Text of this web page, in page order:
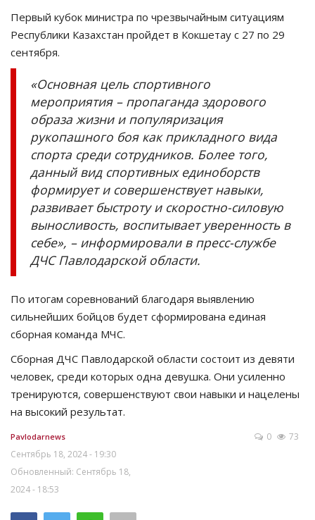
Язык
Қазақша
Первый кубок министра по чрезвычайным ситуациям
Республики Казахстан пройдет в Кокшетау с 27 по 29
сентября.
«Основная цель спортивного
мероприятия – пропаганда здорового
образа жизни и популяризация
рукопашного боя как прикладного вида
спорта среди сотрудников. Более того,
данный вид спортивных единоборств
формирует и совершенствует навыки,
развивает быстроту и скоростно-силовую
выносливость, воспитывает уверенность в
себе», – информировали в пресс-службе
ДЧС Павлодарской области.
По итогам соревнований благодаря выявлению
сильнейших бойцов будет сформирована единая
сборная команда МЧС.
Сборная ДЧС Павлодарской области состоит из девяти
человек, среди которых одна девушка. Они усиленно
тренируются, совершенствуют свои навыки и нацелены
на высокий результат.
Pavlodarnews
Сентябрь 18, 2024 - 19:30
Обновленный: Сентябрь 18,
2024 - 18:53
0 73